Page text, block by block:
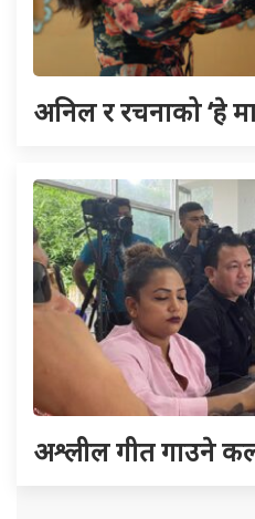
अनिल र रचनाको ‘हे
अश्लील गीत गाउने